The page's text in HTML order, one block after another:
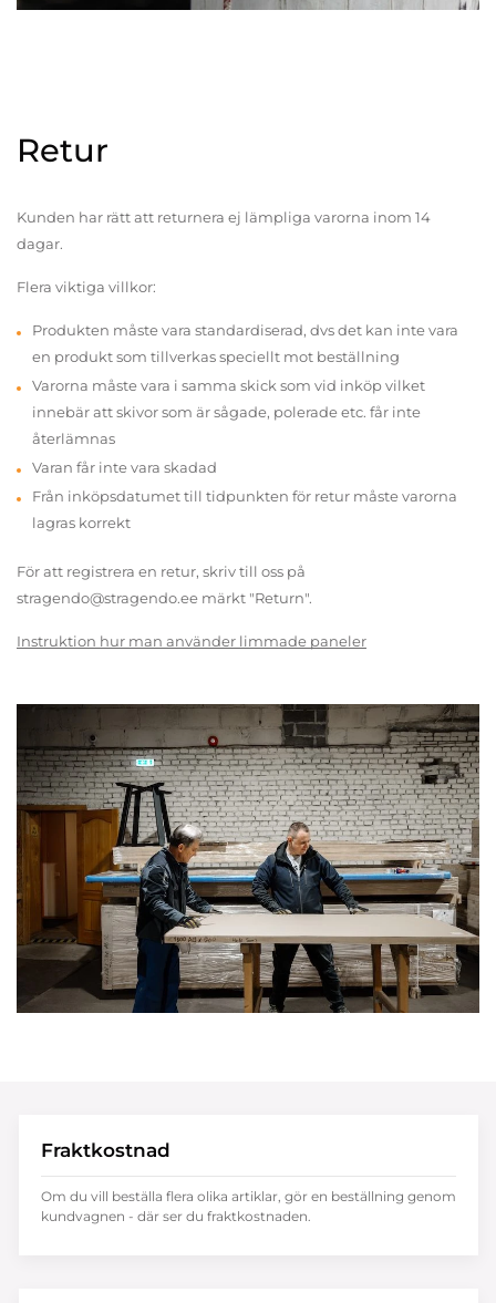
Retur
Kunden har rätt att returnera ej lämpliga varorna inom 14
dagar.
Flera viktiga villkor:
Produkten måste vara standardiserad, dvs det kan inte vara
en produkt som tillverkas speciellt mot beställning
Varorna måste vara i samma skick som vid inköp vilket
innebär att skivor som är sågade, polerade etc. får inte
återlämnas
Varan får inte vara skadad
Från inköpsdatumet till tidpunkten för retur måste varorna
lagras korrekt
För att registrera en retur, skriv till oss på
stragendo@stragendo.ee märkt "Return".
Instruktion hur man använder limmade paneler
Fraktkostnad
Om du vill beställa flera olika artiklar, gör en beställning genom
kundvagnen - där ser du fraktkostnaden.